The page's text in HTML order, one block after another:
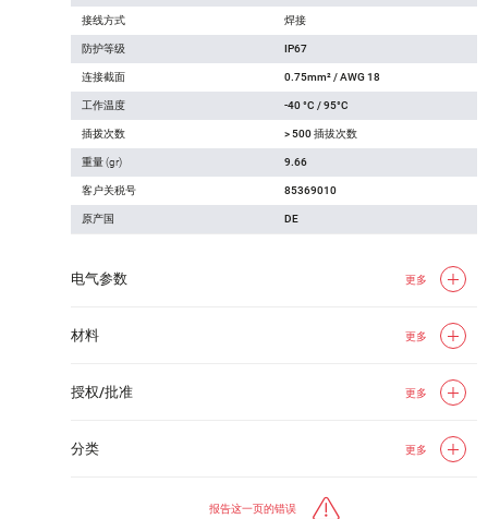
接线方式 焊接
防护等级 IP67
连接截面 0.75mm² / AWG 18
工作温度 -40 °C / 95°C
插拨次数 > 500 插拔次数
重量 (gr) 9.66
客户关税号 85369010
原产国 DE
电气参数 更多
材料 更多
授权/批准 更多
分类 更多
报告这一页的错误